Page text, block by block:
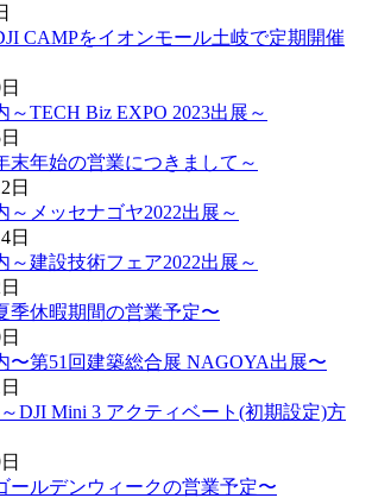
CAMPをイオンモール土岐で定期開催
～TECH Biz EXPO 2023出展～
末年始の営業につきまして～
日
～メッセナゴヤ2022出展～
日
～建設技術フェア2022出展～
季休暇期間の営業予定〜
〜第51回建築総合展 NAGOYA出展〜
DJI Mini 3 アクティベート(初期設定)方
ールデンウィークの営業予定〜